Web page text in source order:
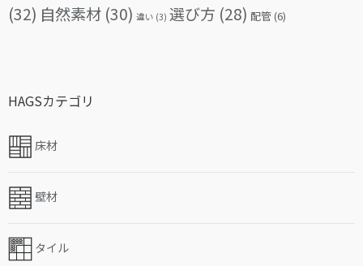
(32) 自然素材 (30) 違い (3) 選び方 (28) 配管(6)
HAGSカテゴリ
床材
壁材
タイル